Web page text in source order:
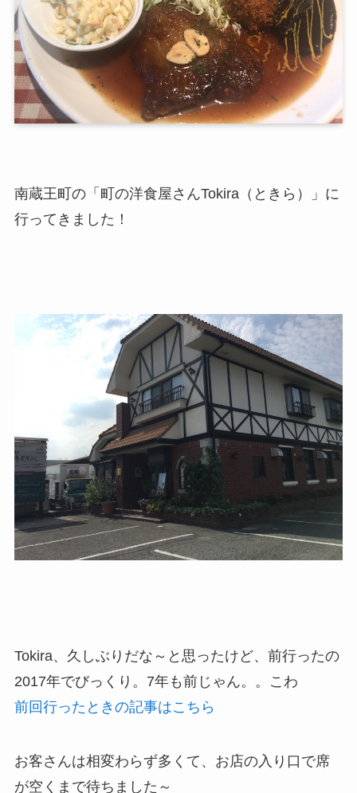
南蔵王町の「町の洋食屋さんTokira（ときら）」に
行ってきました！
Tokira、久しぶりだな～と思ったけど、前行ったの
2017年でびっくり。7年も前じゃん。。こわ
前回行ったときの記事はこちら
お客さんは相変わらず多くて、お店の入り口で席
が空くまで待ちました～